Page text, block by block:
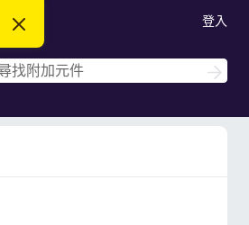
忽
此
通
知
登入
搜
尋